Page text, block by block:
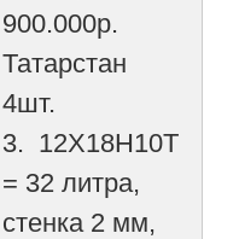
900.000р.
Татарстан
4шт.
3. 12Х18Н10Т
= 32 литра,
стенка 2 мм,